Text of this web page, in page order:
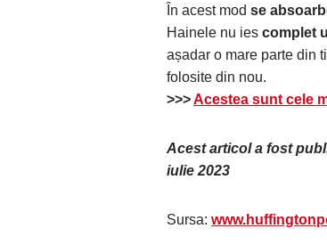
În acest mod se
Hainele nu ies complet
așadar o mare parte din
folosite din nou.
>>>Acestea sunt cele
Acest articol a fost
iulie 2023
Sursa: